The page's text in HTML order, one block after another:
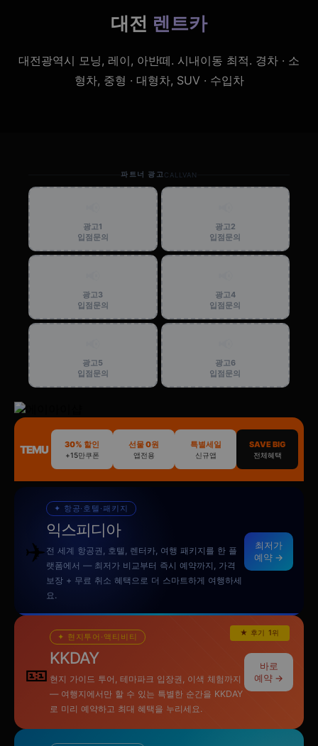
대전 렌트카
대전광역시 모닝, 레이, 아반떼. 시내이동 최적. 경차 · 소
형차, 중형 · 대형차, SUV · 수입차
파트너 광고CALLVAN
광고1
입점문의
광고2
입점문의
광고3
입점문의
광고4
입점문의
광고5
입점문의
광고6
입점문의
TEMU 30% 할인
+15만쿠폰
선물 0원
앱전용
특별세일
신규앱
SAVE BIG
전체혜택
✈️
✦ 항공·호텔·패키지
익스피디아
전 세계 항공권, 호텔, 렌터카, 여행 패키지를 한 플
랫폼에서 — 최저가 비교부터 즉시 예약까지, 가격
보장 + 무료 취소 혜택으로 더 스마트하게 여행하세
요.
최저가
예약 →
★ 후기 1위
🎫
✦ 현지투어·액티비티
KKDAY
현지 가이드 투어, 테마파크 입장권, 이색 체험까지
— 여행지에서만 할 수 있는 특별한 순간을 KKDAY
로 미리 예약하고 최대 혜택을 누리세요.
바로
예약 →